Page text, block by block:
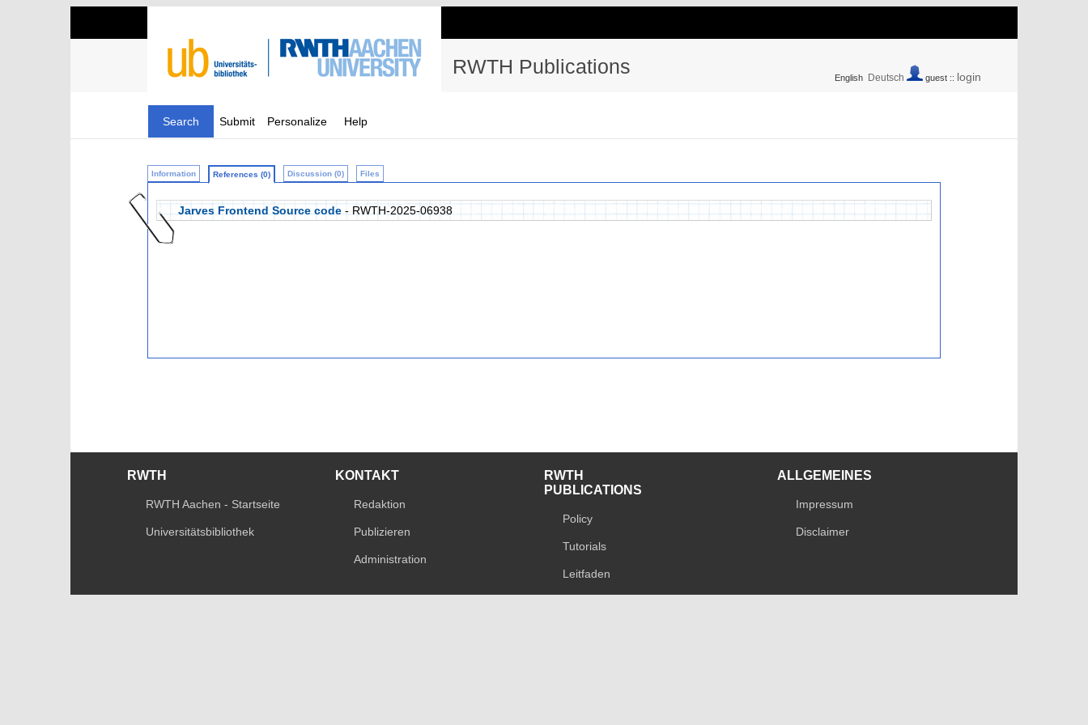
RWTH Publications English Deutsch guest :: login
Search Submit Personalize Help
Information References (0) Discussion (0) Files
Jarves Frontend Source code - RWTH-2025-06938
RWTH
RWTH Aachen - Startseite
Universitätsbibliothek
KONTAKT
Redaktion
Publizieren
Administration
RWTH
PUBLICATIONS
Policy
Tutorials
Leitfaden
ALLGEMEINES
Impressum
Disclaimer